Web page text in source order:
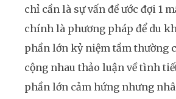
chỉ cần là sự vấn đề ước đợi 1
chính là phương pháp để du
phần lớn kỷ niệm tầm thường
cộng nhau thảo luận về tình
phần lớn cảm hứng nhưng